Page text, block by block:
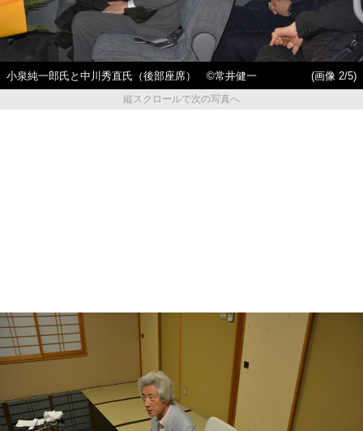
小泉純一郎氏と中川秀直氏（後部座席） ©常井健一
(画像 2/5)
縦スクロールで次の写真へ